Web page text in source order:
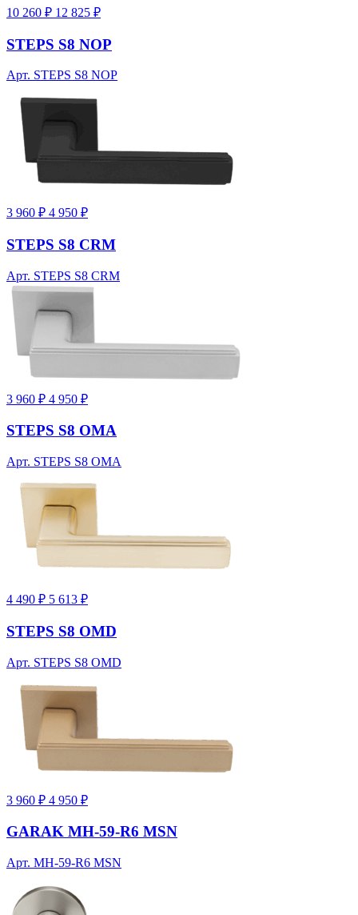
10 260 ₽ 12 825 ₽
STEPS S8 NOP
Арт. STEPS S8 NOP
3 960 ₽ 4 950 ₽
STEPS S8 CRM
Арт. STEPS S8 CRM
3 960 ₽ 4 950 ₽
STEPS S8 OMA
Арт. STEPS S8 OMA
4 490 ₽ 5 613 ₽
STEPS S8 OMD
Арт. STEPS S8 OMD
3 960 ₽ 4 950 ₽
GARAK MH-59-R6 MSN
Арт. MH-59-R6 MSN